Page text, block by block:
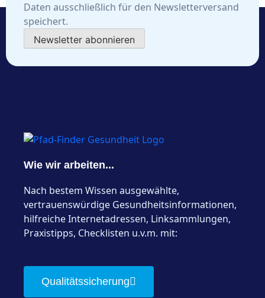
Daten ausschließlich für den Newsletterversand
speichert.
Newsletter abonnieren
Wie wir arbeiten...
Nach bestem Wissen ausgewählte,
vertrauenswürdige Gesundheitsinformationen,
hilfreiche Internetadressen, Linksammlungen,
Praxistipps, Checklisten u.v.m. mit:
Qualitätssicherung